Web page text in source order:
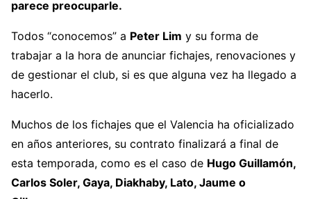
parece preocuparle.
Todos “conocemos” a Peter Lim y su forma de
trabajar a la hora de anunciar fichajes, renovaciones y
de gestionar el club, si es que alguna vez ha llegado a
hacerlo.
Muchos de los fichajes que el Valencia ha oficializado
en años anteriores, su contrato finalizará a final de
esta temporada, como es el caso de Hugo Guillamón,
Carlos Soler, Gaya, Diakhaby, Lato, Jaume o